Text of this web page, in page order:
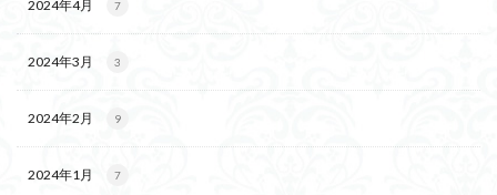
2024年4月 7
2024年3月 3
2024年2月 9
2024年1月 7